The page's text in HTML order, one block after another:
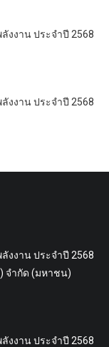
งงาน ประจำปี 2568
งงาน ประจำปี 2568
งงาน ประจำปี 2568
จำกัด (มหาชน)
งงาน ประจำปี 2568